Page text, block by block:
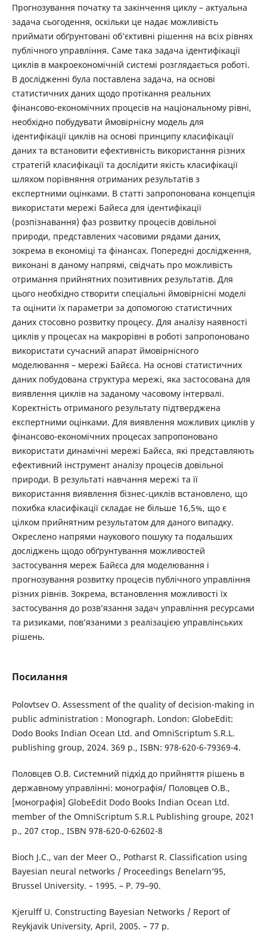
Прогнозування початку та закінчення циклу – актуальна
задача сьогодення, оскільки це надає можливість
приймати обґрунтовані об’єктивні рішення на всіх рівнях
публічного управління. Саме така задача ідентифікації
циклів в макроекономічній системі розглядається роботі.
В дослідженні була поставлена задача, на основі
статистичних даних щодо протікання реальних
фінансово-економічних процесів на національному рівні,
необхідно побудувати ймовірнісну модель для
ідентифікації циклів на основі принципу класифікації
даних та встановити ефективність використання різних
стратегій класифікації та дослідити якість класифікації
шляхом порівняння отриманих результатів з
експертними оцінками. В статті запропонована концепція
використати мережі Байеса для ідентифікації
(розпізнавання) фаз розвитку процесів довільної
природи, представлених часовими рядами даних,
зокрема в економіці та фінансах. Попередні дослідження,
виконані в даному напрямі, свідчать про можливість
отримання прийнятних позитивних результатів. Для
цього необхідно створити спеціальні ймовірнісні моделі
та оцінити їх параметри за допомогою статистичних
даних стосовно розвитку процесу. Для аналізу наявності
циклів у процесах на макрорівні в роботі запропоновано
використати сучасний апарат ймовірнісного
моделювання – мережі Байєса. На основі статистичних
даних побудована структура мережі, яка застосована для
виявлення циклів на заданому часовому інтервалі.
Коректність отриманого результату підтверджена
експертними оцінками. Для виявлення можливих циклів у
фінансово-економічних процесах запропоновано
використати динамічні мережі Байєса, які представляють
ефективний інструмент аналізу процесів довільної
природи. В результаті навчання мережі та її
використання виявлення бізнес-циклів встановлено, що
похибка класифікації складає не більше 16,5%, що є
цілком прийнятним результатом для даного випадку.
Окреслено напрями наукового пошуку та подальших
досліджень щодо обґрунтування можливостей
застосування мереж Байєса для моделювання і
прогнозування розвитку процесів публічного управління
різних рівнів. Зокрема, встановлення можливості їх
застосування до розв’язання задач управління ресурсами
та ризиками, пов’язаними з реалізацією управлінських
рішень.
Посилання
Polovtsev O. Assessment of the quality of decision-making in
public administration : Monograph. London: GlobeEdit:
Dodo Books Indian Ocean Ltd. and OmniScriptum S.R.L.
publishing group, 2024. 369 p., ISBN: 978-620-6-79369-4.
Половцев О.В. Системний підхід до прийняття рішень в
державному управлінні: монографія/ Половцев О.В.,
[монографія] GlobeEdit Dodo Books Indian Ocean Ltd.
member of the OmniScriptum S.R.L Publishing groupe, 2021
р., 207 стор., ISBN 978-620-0-62602-8
Bioch J.C., van der Meer O., Potharst R. Classification using
Bayesian neural networks / Proceedings Benelarn’95,
Brussel University. – 1995. – P. 79–90.
Kjerulff U. Constructing Bayesian Networks / Report of
Reykjavik University, April, 2005. – 77 p.